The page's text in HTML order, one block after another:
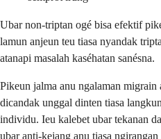
Ubar non-triptan ogé bisa efektif
lamun anjeun teu tiasa nyandak
atanapi masalah kaséhatan sanésna.
Pikeun jalma anu ngalaman migrain
dicandak unggal dinten tiasa
individu. Ieu kalebet ubar tekanan
ubar anti-kejang anu tiasa